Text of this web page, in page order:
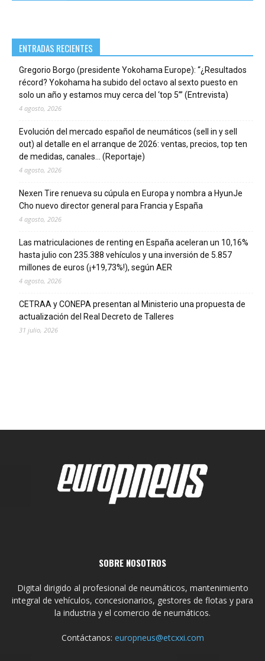
ENTRADAS RECIENTES
Gregorio Borgo (presidente Yokohama Europe): “¿Resultados
récord? Yokohama ha subido del octavo al sexto puesto en
solo un año y estamos muy cerca del ‘top 5’” (Entrevista)
4 agosto, 2026
Evolución del mercado español de neumáticos (sell in y sell
out) al detalle en el arranque de 2026: ventas, precios, top ten
de medidas, canales… (Reportaje)
4 agosto, 2026
Nexen Tire renueva su cúpula en Europa y nombra a HyunJe
Cho nuevo director general para Francia y España
4 agosto, 2026
Las matriculaciones de renting en España aceleran un 10,16%
hasta julio con 235.388 vehículos y una inversión de 5.857
millones de euros (¡+19,73%!), según AER
4 agosto, 2026
CETRAA y CONEPA presentan al Ministerio una propuesta de
actualización del Real Decreto de Talleres
31 julio, 2026
SOBRE NOSOTROS
Digital dirigido al profesional de neumáticos, mantenimiento
integral de vehículos, concesionarios, gestores de flotas y para
la industria y el comercio de neumáticos.
Contáctanos: europneus@etcxxi.com